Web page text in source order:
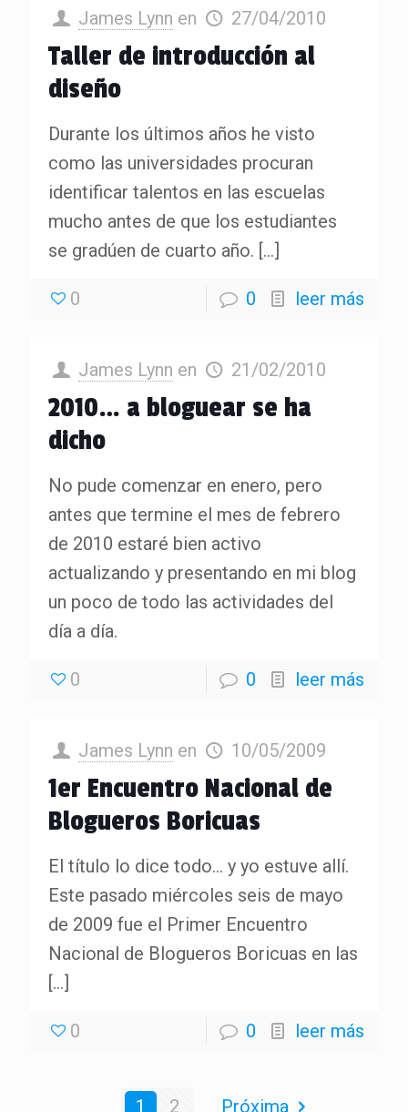
James Lynn en 27/04/2010
Taller de introducción al
diseño
Durante los últimos años he visto
como las universidades procuran
identificar talentos en las escuelas
mucho antes de que los estudiantes
se gradúen de cuarto año. […]
0 0 leer más
James Lynn en 21/02/2010
2010… a bloguear se ha
dicho
No pude comenzar en enero, pero
antes que termine el mes de febrero
de 2010 estaré bien activo
actualizando y presentando en mi blog
un poco de todo las actividades del
día a día.
0 0 leer más
James Lynn en 10/05/2009
1er Encuentro Nacional de
Blogueros Boricuas
El título lo dice todo… y yo estuve allí.
Este pasado miércoles seis de mayo
de 2009 fue el Primer Encuentro
Nacional de Blogueros Boricuas en las
[…]
0 0 leer más
1 2 Próxima